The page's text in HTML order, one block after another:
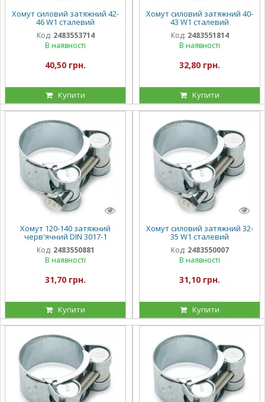
Хомут силовий затяжний 42-
46 W1 сталевий
Код: 2483553714
В наявності
40,50 грн.
Купити
Хомут силовий затяжний 40-
43 W1 сталевий
Код: 2483551814
В наявності
32,80 грн.
Купити
Хомут 120-140 затяжний
черв'ячний DIN 3017-1
сталевий оцинкований W1
Код: 2483550881
В наявності
31,70 грн.
Купити
Хомут силовий затяжний 32-
35 W1 сталевий
оцинкований
Код: 2483550007
В наявності
31,10 грн.
Купити